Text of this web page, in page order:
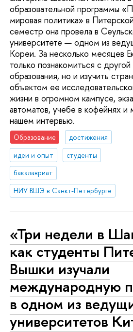
образовательной программы
мировая политика» в
семестр она провела в
университете — одном из
Кореи. За несколько месяцев
только познакомиться с
образования, но и изучить
объектом ее
жизни в огромном кампусе,
автоматов, учебе в кофейнях
нашем интервью.
Образование
достижения
идеи и опыт
студенты
бакалавриат
НИУ ВШЭ в Санкт-Петербурге
«Три недели в
как студенты
Вышки изучали
международную
в одном из
университетов